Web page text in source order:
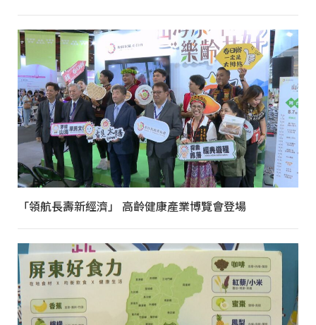
「領航長壽新經濟」 高齡健康產業博覽會登場